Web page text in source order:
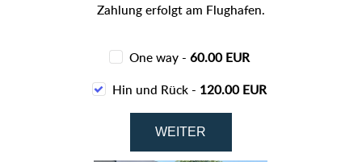
Zahlung erfolgt am Flughafen.
One way -60.00 EUR
Hin und Rück - 120.00 EUR